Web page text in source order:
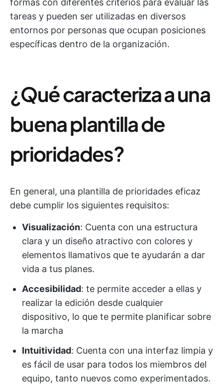
formas con diferentes criterios para evaluar las
tareas y pueden ser utilizadas en diversos
entornos por personas que ocupan posiciones
específicas dentro de la organización.
¿Qué caracteriza a una
buena plantilla de
prioridades?
En general, una plantilla de prioridades eficaz
debe cumplir los siguientes requisitos:
Visualización: Cuenta con una estructura
clara y un diseño atractivo con colores y
elementos llamativos que te ayudarán a dar
vida a tus planes.
Accesibilidad: te permite acceder a ellas y
realizar la edición desde cualquier
dispositivo, lo que te permite planificar sobre
la marcha
Intuitividad: Cuenta con una interfaz limpia y
es fácil de usar para todos los miembros del
equipo, tanto nuevos como experimentados.